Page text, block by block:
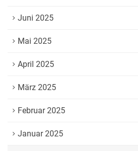
Juni 2025
Mai 2025
April 2025
März 2025
Februar 2025
Januar 2025